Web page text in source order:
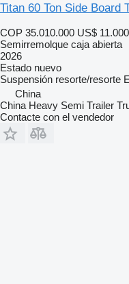
Titan 60 Ton Side Board
COP 35.010.000 US$ 11.000
Semirremolque caja abierta
2026
Estado nuevo
Suspensión resorte/resorte
China
China Heavy Semi Trailer
Contacte con el vendedor